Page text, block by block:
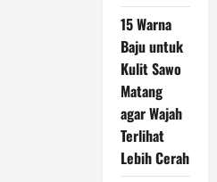
15 Warna
Baju untuk
Kulit Sawo
Matang
agar Wajah
Terlihat
Lebih Cerah